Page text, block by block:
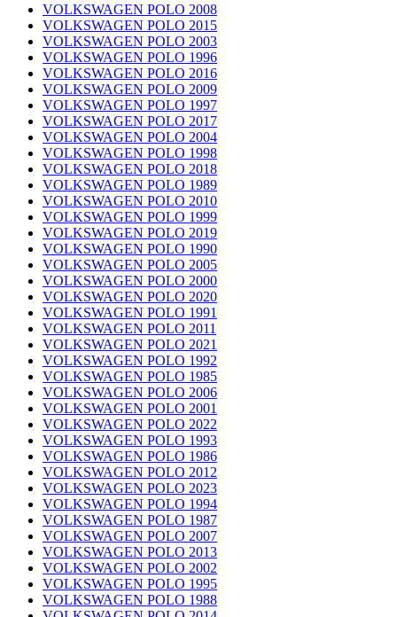
VOLKSWAGEN POLO 2008
VOLKSWAGEN POLO 2015
VOLKSWAGEN POLO 2003
VOLKSWAGEN POLO 1996
VOLKSWAGEN POLO 2016
VOLKSWAGEN POLO 2009
VOLKSWAGEN POLO 1997
VOLKSWAGEN POLO 2017
VOLKSWAGEN POLO 2004
VOLKSWAGEN POLO 1998
VOLKSWAGEN POLO 2018
VOLKSWAGEN POLO 1989
VOLKSWAGEN POLO 2010
VOLKSWAGEN POLO 1999
VOLKSWAGEN POLO 2019
VOLKSWAGEN POLO 1990
VOLKSWAGEN POLO 2005
VOLKSWAGEN POLO 2000
VOLKSWAGEN POLO 2020
VOLKSWAGEN POLO 1991
VOLKSWAGEN POLO 2011
VOLKSWAGEN POLO 2021
VOLKSWAGEN POLO 1992
VOLKSWAGEN POLO 1985
VOLKSWAGEN POLO 2006
VOLKSWAGEN POLO 2001
VOLKSWAGEN POLO 2022
VOLKSWAGEN POLO 1993
VOLKSWAGEN POLO 1986
VOLKSWAGEN POLO 2012
VOLKSWAGEN POLO 2023
VOLKSWAGEN POLO 1994
VOLKSWAGEN POLO 1987
VOLKSWAGEN POLO 2007
VOLKSWAGEN POLO 2013
VOLKSWAGEN POLO 2002
VOLKSWAGEN POLO 1995
VOLKSWAGEN POLO 1988